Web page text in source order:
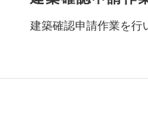
建築確認申請作業を行